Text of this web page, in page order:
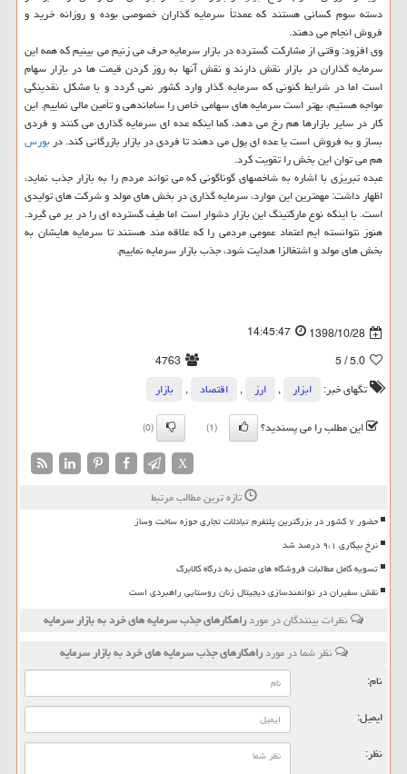
دسته سوم كسانی هستند كه عمدتاً سرمایه گذاران خصوصی بوده و روزانه خرید و
فروش انجام می دهند.
وی افزود: وقتی از مشاركت گسترده در بازار سرمایه حرف می زنیم می بینیم كه همه این
سرمایه گذاران در بازار نقش دارند و نقش آنها به روز كردن قیمت ها در بازار سهام
است اما در شرایط كنونی كه سرمایه گذار وارد كشور نمی گردد و با مشكل نقدینگی
مواجه هستیم، بهتر است سرمایه های سهامی خاص را ساماندهی و تأمین مالی نماییم. این
كار در سایر بازارها هم رخ می دهد، كما اینكه عده ای سرمایه گذاری می كنند و فردی
بساز و به فروش است یا عده ای پول می دهند تا فردی در بازار بازرگانی كند. دربورس
هم می توان این بخش را تقویت كرد.
عبده تبریزی با اشاره به شاخصهای گوناگونی كه می تواند مردم را به بازار جذب نماید،
اظهار داشت: مهمترین این موارد، سرمایه گذاری در بخش های مولد و شركت های تولیدی
است. با اینكه نوع ماركتینگ این بازار دشوار است اما طیف گسترده ای را در بر می گیرد.
هنوز نتوانسته ایم اعتماد عمومی مردمی را كه علاقه مند هستند تا سرمایه هایشان به
بخش های مولد و اشتغالزا هدایت شود، جذب بازار سرمایه نماییم.
1398/10/28
14:45:47
5.0
/ 5
4763
تگهای خبر:
ابزار , ارز , اقتصاد ,
بازار
این مطلب را می پسندید؟
(1)
(0)
X
تازه ترین مطالب مرتبط
حضور ۷ کشور در بزرگترین پلتفرم تبادلات تجاری حوزه ساخت وساز
نرخ بیکاری ۹،۱ درصد شد
تسویه کامل مطالبات فروشگاه های متصل به درگاه کالابرگ
نقش سفیران در توانمندسازی دیجیتال زنان روستایی راهبردی است
نظرات بینندگان در موردراهكارهای جذب سرمایه های خرد به بازار سرمایه
نظر شما در موردراهكارهای جذب سرمایه های خرد به بازار سرمایه
نام:
ایمیل:
نظر: